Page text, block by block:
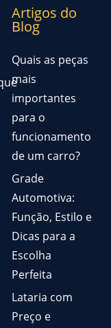
Artigos do
Blog
Quais as peças
mais
importantes
para o
funcionamento
de um carro?
Grade
Automotiva:
Função, Estilo e
Dicas para a
Escolha
Perfeita
Lataria com
Preço e